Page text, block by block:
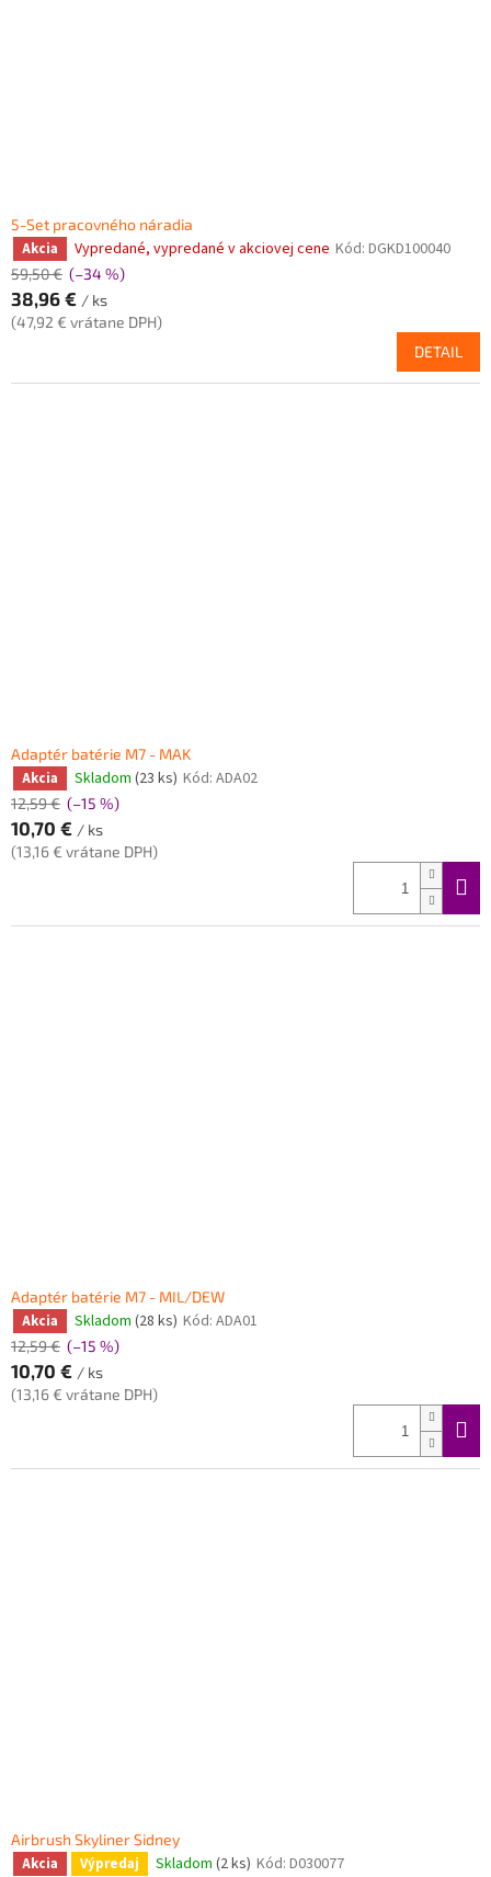
5-Set pracovného náradia
Akcia Vypredané, vypredané v akciovej cene Kód: DGKD100040
59,50 € (–34 %)
38,96 € / ks
(47,92 € vrátane DPH)
DETAIL
Adaptér batérie M7 - MAK
Akcia Skladom (23 ks) Kód: ADA02
12,59 € (–15 %)
10,70 € / ks
(13,16 € vrátane DPH)
Adaptér batérie M7 - MIL/DEW
Akcia Skladom (28 ks) Kód: ADA01
12,59 € (–15 %)
10,70 € / ks
(13,16 € vrátane DPH)
Airbrush Skyliner Sidney
Akcia Výpredaj Skladom (2 ks) Kód: D030077